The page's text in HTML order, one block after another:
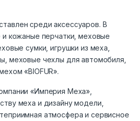
среди аксессуаров. В
и кожаные перчатки, меховые
сумки, игрушки из меха,
меховые чехлы для автомобиля,
«BIOFUR».
«Империя Меха»,
меха и дизайну модели,
атмосфера и сервисное